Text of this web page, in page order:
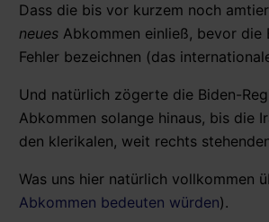
Dass die bis vor kurzem noch
neues Abkommen einließ, bevor die
Fehler bezeichnen (das
Und natürlich zögerte die Biden-
Abkommen solange hinaus, bis die
den klerikalen, weit rechts
Was uns hier natürlich vollkommen
Abkommen bedeuten würden).